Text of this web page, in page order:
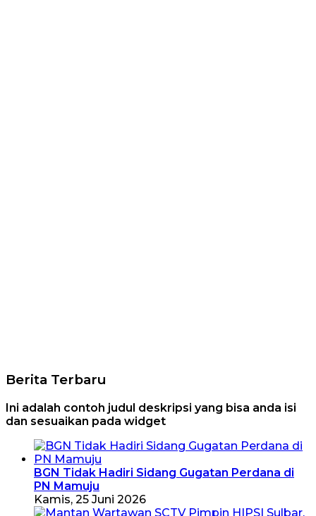
Berita Terbaru
Ini adalah contoh judul deskripsi yang bisa anda isi
dan sesuaikan pada widget
BGN Tidak Hadiri Sidang Gugatan Perdana di
PN Mamuju
Kamis, 25 Juni 2026